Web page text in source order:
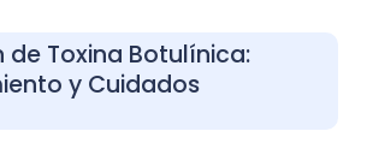
de Toxina Botulínica:
y Cuidados